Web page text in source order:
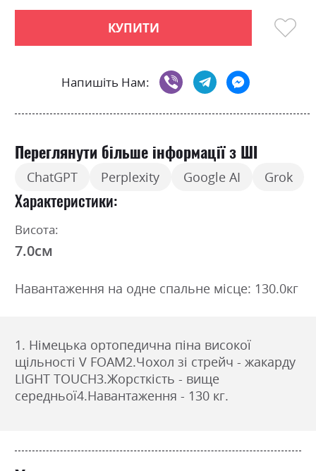
КУПИТИ
Напишіть Нам:
Переглянути більше інформації з ШІ
ChatGPT Perplexity Google AI Grok
Характеристики
Висота:
7.0см
Навантаження на одне спальне місце: 130.0кг
1. Німецька ортопедична піна високої
щільності V FOAM2.Чохол зі стрейч - жакарду
LIGHT TOUCH3.Жорсткість - вище
середньої4.Навантаження - 130 кг.